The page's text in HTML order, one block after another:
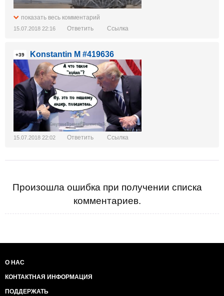
показать весь комментарий
15.07.2018 22:16 Ответить Ссылка
+39 Konstantin M #419636
15.07.2018 22:02 Ответить Ссылка
Произошла ошибка при получении списка
комментариев.
О НАС
КОНТАКТНАЯ ИНФОРМАЦИЯ
ПОДДЕРЖАТЬ